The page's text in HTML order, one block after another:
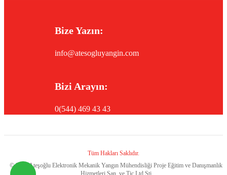
Bize Yazın:
info@atesogluyangin.com
Bizi Arayın:
0(544) 469 43 43
Tüm Hakları Saklıdır.
©2026 Ateşoğlu Elektronik Mekanik Yangın Mühendisliği Proje Eğitim ve Danışmanlık